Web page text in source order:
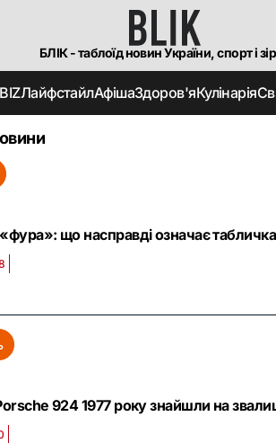
БЛІК - таблоїд новин України, спорт і
ЛайфстайлАфішаЗдоров'яКулінарія
що насправді означає табличка
924 1977 року знайшли на